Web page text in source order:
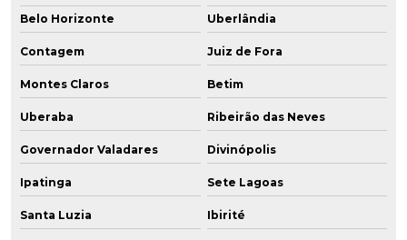
Belo Horizonte
Uberlândia
Contagem Juiz de Fora
Montes Claros Betim
Uberaba Ribeirão das Neves
Governador Valadares Divinópolis
Ipatinga Sete Lagoas
Santa Luzia Ibirité